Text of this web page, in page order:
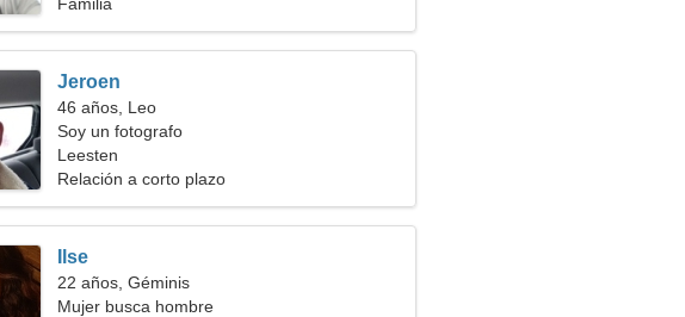
Jeroen
46 años, Leo
Soy un fotografo
Leesten
Relación a corto plazo
Ilse
22 años, Géminis
Mujer busca hombre